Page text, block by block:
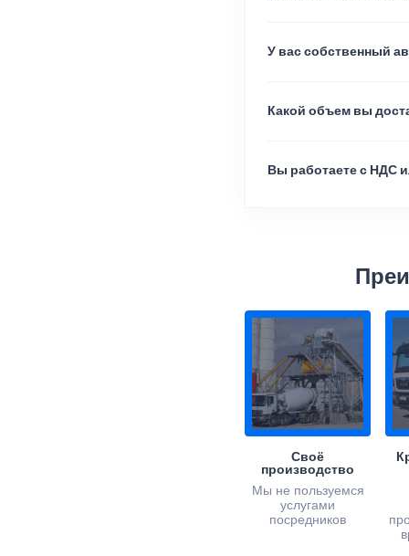
У вас собственный
Какой объем вы
Вы работаете с НДС
Своё
производство
Мы не пользуемся
услугами
посредников